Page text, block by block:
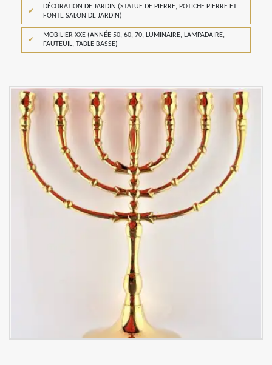
DÉCORATION DE JARDIN (STATUE DE PIERRE, POTICHE PIERRE ET
FONTE SALON DE JARDIN)
MOBILIER XXE (ANNÉE 50, 60, 70, LUMINAIRE, LAMPADAIRE,
FAUTEUIL, TABLE BASSE)